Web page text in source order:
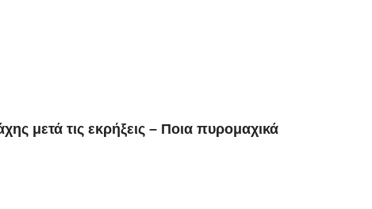
μετά τις εκρήξεις – Ποια πυρομαχικά